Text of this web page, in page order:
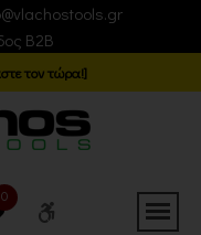
B2B
τον τώρα!]
0